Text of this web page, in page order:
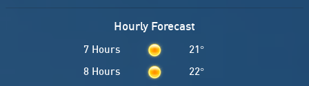
Hourly Forecast
7 Hours 21°
8 Hours
22°